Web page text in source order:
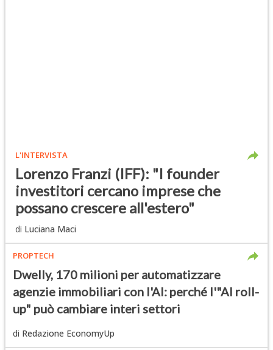
L'INTERVISTA
Lorenzo Franzi (IFF): "I founder
investitori cercano imprese che
possano crescere all'estero"
di Luciana Maci
PROPTECH
Dwelly, 170 milioni per automatizzare
agenzie immobiliari con l'AI: perché l'"AI roll-
up" può cambiare interi settori
di Redazione EconomyUp